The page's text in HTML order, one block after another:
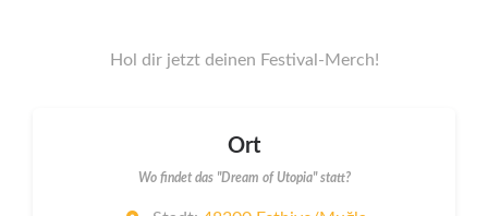
Hol dir jetzt deinen Festival-Merch!
Ort
Wo findet das "Dream of Utopia" statt?